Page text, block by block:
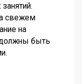
свежем
на
должны быть